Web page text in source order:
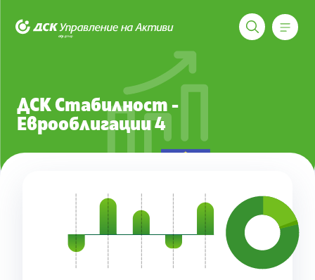
ДСК Стабилност - Еврооблигации 4
ДСК Стабилност -
Еврооблигации 4